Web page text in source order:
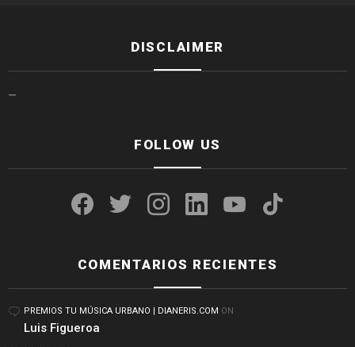
DISCLAIMER
—
FOLLOW US
COMENTARIOS RECIENTES
PREMIOS TU MÚSICA URBANO | DIANERIS.COM ON
Luis Figueroa